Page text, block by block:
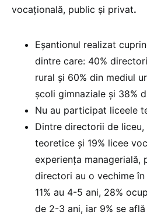
vocațională, public și privat.
Eșantionul realizat
dintre care: 40%
rural și 60% din mediul
școli gimnaziale și 38%
Nu au participat liceele
Dintre directorii de liceu,
teoretice şi 19% licee
experienţa managerială,
directori au o vechime
11% au 4-5 ani, 28%
de 2-3 ani, iar 9% se